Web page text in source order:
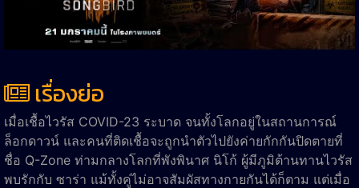
เรื่องย่อ
เมื่อเชื้อไวรัส COVID-23 ระบาด จนทั้งโลกอยู่ในสถานการณ์
ล็อกดาวน์ และคนที่ติดเชื้อจะถูกนำตัวไปยังค่ายกักกันปิดตายที่
ชื่อ Q-Zone ท่ามกลางโลกที่พังพินาศ นิโก้ ผู้มีภูมิต้านทานไวรัส
พบรักกับ ซาร่า แม้ทั้งคู่ไม่อาจสัมผัสทางกายกันได้ก็ตาม แต่เมื่อ